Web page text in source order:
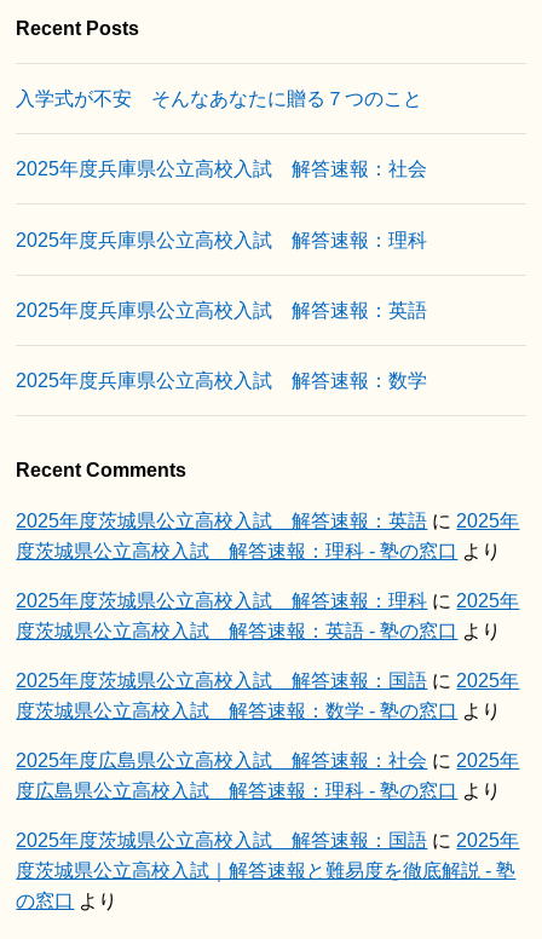
Recent Posts
入学式が不安 そんなあなたに贈る７つのこと
2025年度兵庫県公立高校入試 解答速報：社会
2025年度兵庫県公立高校入試 解答速報：理科
2025年度兵庫県公立高校入試 解答速報：英語
2025年度兵庫県公立高校入試 解答速報：数学
Recent Comments
2025年度茨城県公立高校入試 解答速報：英語 に 2025年
度茨城県公立高校入試 解答速報：理科 - 塾の窓口 より
2025年度茨城県公立高校入試 解答速報：理科 に 2025年
度茨城県公立高校入試 解答速報：英語 - 塾の窓口 より
2025年度茨城県公立高校入試 解答速報：国語 に 2025年
度茨城県公立高校入試 解答速報：数学 - 塾の窓口 より
2025年度広島県公立高校入試 解答速報：社会 に 2025年
度広島県公立高校入試 解答速報：理科 - 塾の窓口 より
2025年度茨城県公立高校入試 解答速報：国語 に 2025年
度茨城県公立高校入試｜解答速報と難易度を徹底解説 - 塾
の窓口 より